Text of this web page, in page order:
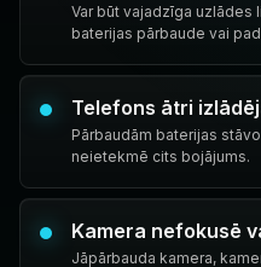
Var būt vajadzīga uzlādes
baterijas pārbaude vai
Telefons ātri
Pārbaudām baterijas
neietekmē cits bojājums.
Kamera nefokusē
Jāpārbauda kamera,